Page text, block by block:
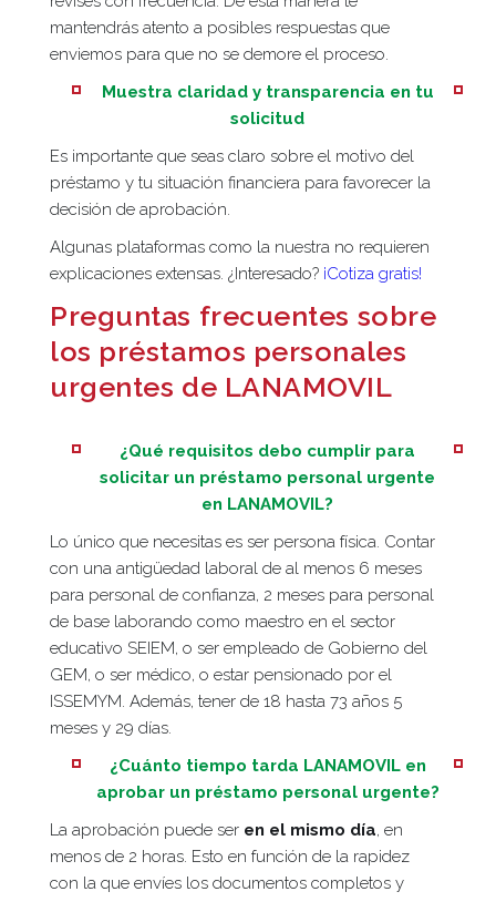
mantendrás atento a posibles respuestas que
enviemos para que no se demore el proceso.
Muestra claridad y transparencia en tu
solicitud
Es importante que seas claro sobre el motivo del
préstamo y tu situación financiera para favorecer la
decisión de aprobación.
Algunas plataformas como la nuestra no requieren
explicaciones extensas. ¿Interesado? ¡Cotiza gratis!
Preguntas frecuentes sobre
los préstamos personales
urgentes de LANAMOVIL
¿Qué requisitos debo cumplir para
solicitar un préstamo personal urgente
en LANAMOVIL?
Lo único que necesitas es ser persona física. Contar
con una antigüedad laboral de al menos 6 meses
para personal de confianza, 2 meses para personal
de base laborando como maestro en el sector
educativo SEIEM, o ser empleado de Gobierno del
GEM, o ser médico, o estar pensionado por el
ISSEMYM. Además, tener de 18 hasta 73 años 5
meses y 29 días.
¿Cuánto tiempo tarda LANAMOVIL en
aprobar un préstamo personal urgente?
La aprobación puede ser en el mismo día, en
menos de 2 horas. Esto en función de la rapidez
con la que envíes los documentos completos y